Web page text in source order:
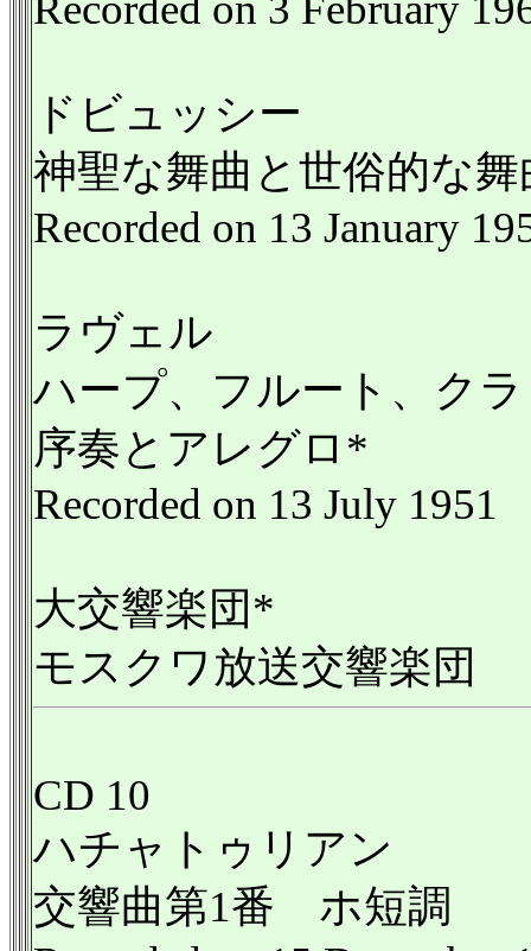
ドビュッシー
神聖な舞曲と世俗的な
Recorded on 13 January
ラヴェル
ハープ、フルート、ク
序奏とアレグロ*
Recorded on 13 July 1951
大交響楽団*
モスクワ放送交響楽団
CD 10
ハチャトゥリアン
交響曲第1番 ホ短調